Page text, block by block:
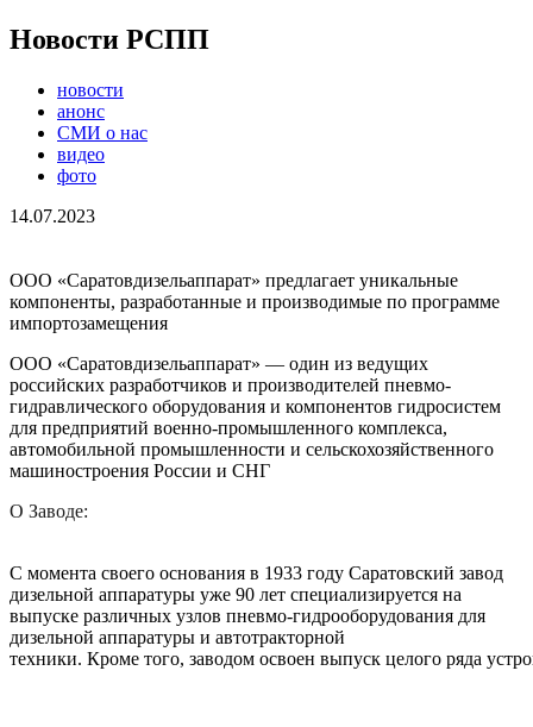
Новости РСПП
новости
анонс
СМИ о нас
видео
фото
14.07.2023
ООО «Саратовдизельаппарат» предлагает уникальные
компоненты, разработанные и производимые по программе
импортозамещения
ООО «Саратовдизельаппарат» — один из ведущих
российских разработчиков и производителей пневмо-
гидравлического оборудования и компонентов гидросистем
для предприятий военно-промышленного комплекса,
автомобильной промышленности и сельскохозяйственного
машиностроения России и СНГ
О Заводе:
С момента своего основания в 1933 году Саратовский завод
дизельной аппаратуры уже 90 лет специализируется на
выпуске различных узлов пневмо-гидрооборудования для
дизельной аппаратуры и автотракторной
техники. Кроме того, заводом освоен выпуск целого ряда